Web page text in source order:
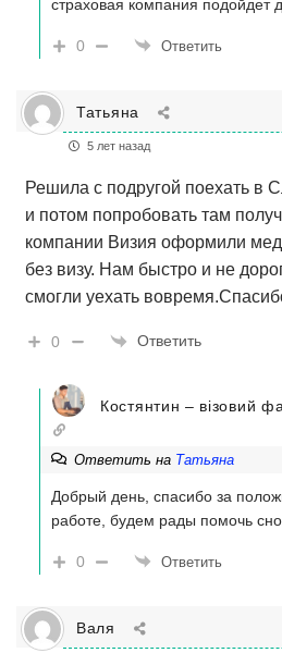
страховая компания подойдет
0 Ответить
Татьяна
5 лет назад
Решила с подругой поехать в
и потом попробовать там
компании Визия оформили
без визу. Нам быстро и не
смогли уехать
0 Ответить
Костянтин – візовий
Ответить на Татьяна
Добрый день, спасибо за
работе, будем рады помочь
0 Ответить
Валя